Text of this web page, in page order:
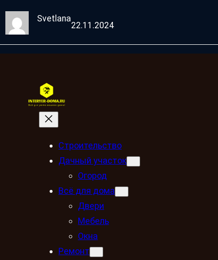
Svetlana
22.11.2024
Строительство
Дачный участок
Огород
Всё для дома
Двери
Мебель
Окна
Ремонт